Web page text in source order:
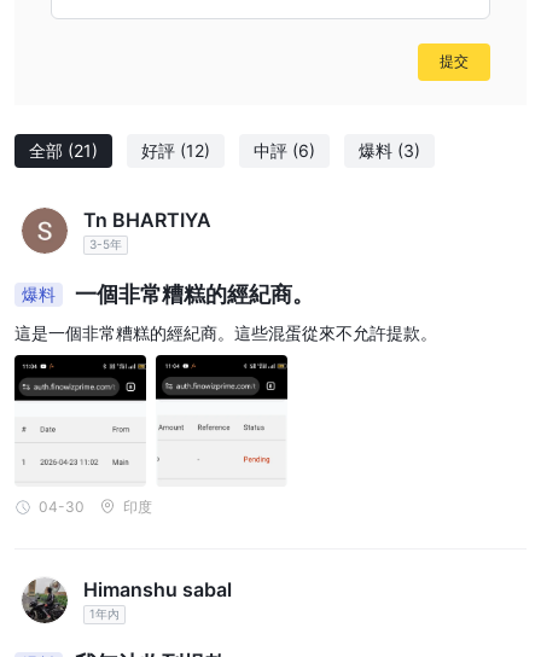
全部 (21) 好評 (12) 中評 (6) 爆料 (3)
Tn BHARTIYA
3-5年
爆料 一個非常糟糕的經紀商。
這是一個非常糟糕的經紀商。這些混蛋從來不允許提款。
04-30 印度
Himanshu sabal
1年內
提交